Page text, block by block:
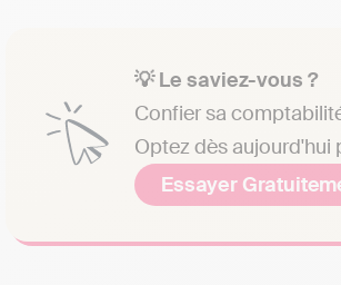
💡 Le saviez-vous ?
Confier sa
Optez dès aujourd'hui
Essayer